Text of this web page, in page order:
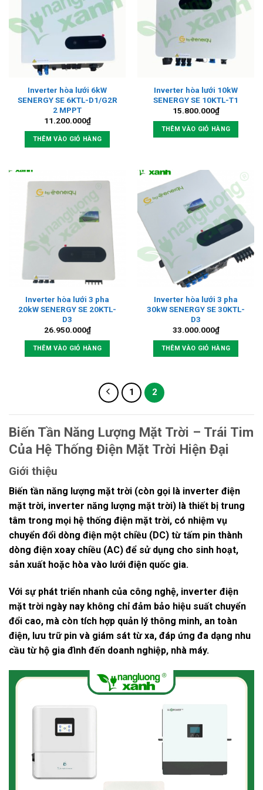
Inverter hòa lưới 6kW
SENERGY SE 6KTL-D1/G2R
2 MPPT
11.200.000₫
THÊM VÀO GIỎ HÀNG
Inverter hòa lưới 10kW
SENERGY SE 10KTL-T1
15.800.000₫
THÊM VÀO GIỎ HÀNG
Inverter hòa lưới 3 pha
20kW SENERGY SE 20KTL-
D3
26.950.000₫
THÊM VÀO GIỎ HÀNG
Inverter hòa lưới 3 pha
30kW SENERGY SE 30KTL-
D3
33.000.000₫
THÊM VÀO GIỎ HÀNG
1 2
Biến Tần Năng Lượng Mặt Trời – Trái Tim
Của Hệ Thống Điện Mặt Trời Hiện Đại
Giới thiệu
Biến tần năng lượng mặt trời (còn gọi là inverter điện
mặt trời, inverter năng lượng mặt trời) là thiết bị trung
tâm trong mọi hệ thống điện mặt trời, có nhiệm vụ
chuyển đổi dòng điện một chiều (DC) từ tấm pin thành
dòng điện xoay chiều (AC) để sử dụng cho sinh hoạt,
sản xuất hoặc hòa vào lưới điện quốc gia.
Với sự phát triển nhanh của công nghệ, inverter điện
mặt trời ngày nay không chỉ đảm bảo hiệu suất chuyển
đổi cao, mà còn tích hợp quản lý thông minh, an toàn
điện, lưu trữ pin và giám sát từ xa, đáp ứng đa dạng nhu
cầu từ hộ gia đình đến doanh nghiệp, nhà máy.